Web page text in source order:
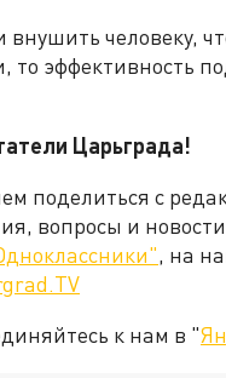
человеку,
то эффективность
Царьграда!
поделиться с
вопросы и
, на
к нам в "